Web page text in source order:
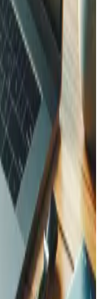
appliqué cette expertise
de trading Laravel
application de trading
rapports conformes
et performances sous la